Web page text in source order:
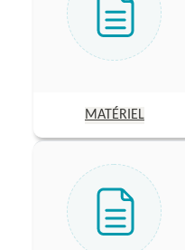
MATÉRIEL